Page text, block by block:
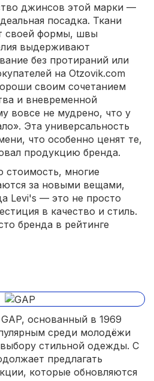
джинсов этой марки —
посадка. Ткани
своей формы, швы
выдерживают
без протираний или
на Otzovik.com
своим сочетанием
и вневременной
вовсе не мудрено, что у
Эта универсальность
что особенно ценят те,
продукцию бренда.
стоимость, многие
за новыми вещами,
Levi's — это не просто
в качество и стиль.
бренда в рейтинге
основанный в 1969
среди молодёжи
стильной одежды. С
предлагать
которые обновляются